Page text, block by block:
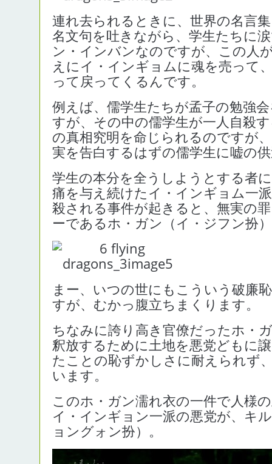
連れ去られるときに、世界の名言
名文句を吐きながら、学生たちに
ン・インバンなのですが、この人
えにイ・インギョムに魂を売って
って戻ってくるんです。
例えば、儒学生たちが孟子の勉強
すが、その中の儒学生が一人自殺
の真相究明を命じられるのですが
実を告白するはずの儒学生に嘘の
学生の本分を全うしようとする者
痛を与え続けたイ・インギョム一
殺される事件が起きると、無実の
ーであるホ・ガン（イ・ジフン扮
まー、いつの世にもこういう破廉
すが、むかっ腹立ちまくります。
ちなみに誇り高き官僚だったホ・
釈放するために土地を悪党どもに
たことの恥ずかしさに耐えられず
います。
このホ・ガン濡れ衣の一件で人様
イ・インギョン一派の悪党が、キ
ョングォン扮）。